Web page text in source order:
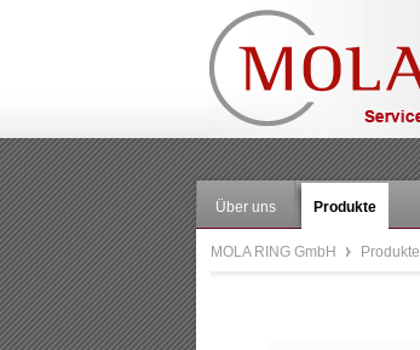
Über uns Produkte
MOLA RING GmbH Produkte